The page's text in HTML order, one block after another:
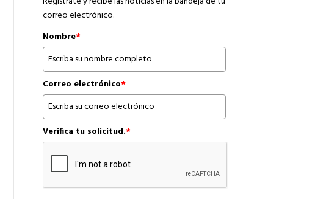
correo electrónico.
Nombre*
Correo electrónico*
Verifica tu solicitud.*